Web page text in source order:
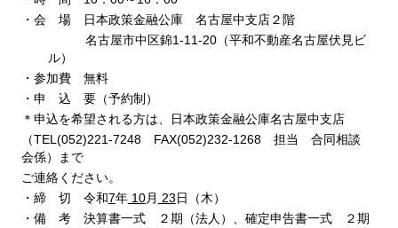
・会 場 日本政策金融公庫 名古屋中支店２階
名古屋市中区錦1-11-20（平和不動産名古屋伏見ビ
ル）
・参加費 無料
・申 込 要（予約制）
＊申込を希望される方は、日本政策金融公庫名古屋中支店
（TEL(052)221-7248 FAX(052)232-1268 担当 合同相談
会係）まで
ご連絡ください。
・締 切 令和7年10月 23日（木）
・備 考 決算書一式 ２期（法人）、確定申告書一式 ２期